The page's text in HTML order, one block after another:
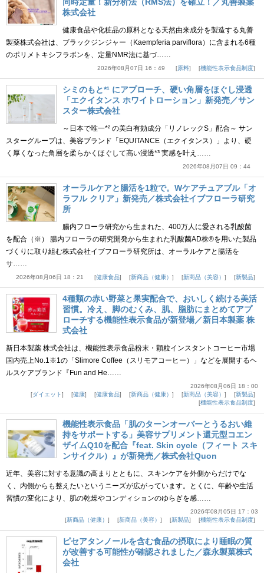
同時定量！新分析法（RMS法）を確立！／丸善製薬
株式会社
健康食品や化粧品の原料となる天然由来成分を製造する丸善
製薬株式会社は、ブラックジンジャー（Kaempferia parviflora）に含まれる6種
のポリメトキシフラボンを、定量NMR法に基づ……
2026年08月07日 16：49 原料 機能性表示食品制度
シミのもと*¹ にアプローチ、硬い角層をほぐし浸透
「エクイタンス ホワイトローション」新発売／サン
スター株式会社
～日本で唯一*² の美白有効成分「リノレックS」配合～ サン
スターグループは、美容ブランド「EQUITANCE（エクイタンス）」より、硬
く厚くなった角層を柔らかくほぐして高い浸透*³ 実感を叶え……
2026年08月07日 09：44
オーラルケアと腸活を1粒で。Wケアチュアブル「オ
ラフル クリア」新発売／株式会社イブフローラ研究
所
腸内フローラ研究から生まれた、400万人に愛される乳酸菌
を配合（※） 腸内フローラの研究開発から生まれた乳酸菌AD株®を用いた製品
づくりに取り組む株式会社イブフローラ研究所は、オーラルケアと腸活を
サ……
2026年08月06日 18：21 健康食品 新商品（健康） 新商品（美容） 新製品
4種類の赤い野菜と果実配合で、おいしく続ける美活
習慣。冷え、脚のむくみ、肌、脂肪にまとめてアプ
ローチする機能性表示食品が新登場／新日本製薬 株
式会社
新日本製薬 株式会社は、機能性表示食品粉末・顆粒インスタントコーヒー市場
国内売上No.1※1の「Slimore Coffee（スリモアコーヒー）」などを展開するヘ
ルスケアブランド『Fun and He……
2026年08月06日 18：00
ダイエット
健康 健康食品 新商品（健康） 新商品（美容）
新製品
機能性表示食品制度
機能性表示食品「肌のターンオーバーとうるおい維
持をサポートする」美容サプリメント還元型コエン
ザイムQ10を配合『feat. Skin cycle（フィート スキ
ンサイクル）』が新発売／株式会社Quon
近年、美容に対する意識の高まりとともに、スキンケアを外側からだけでな
く、内側からも整えたいというニーズが広がっています。とくに、年齢や生活
習慣の変化により、肌の乾燥やコンディションのゆらぎを感……
2026年08月05日 17：03
新商品（健康）
新商品（美容） 新製品 機能性表示食品制度
ピセアタンノールを含む食品の摂取により睡眠の質
が改善する可能性が確認されました／森永製菓株式
会社